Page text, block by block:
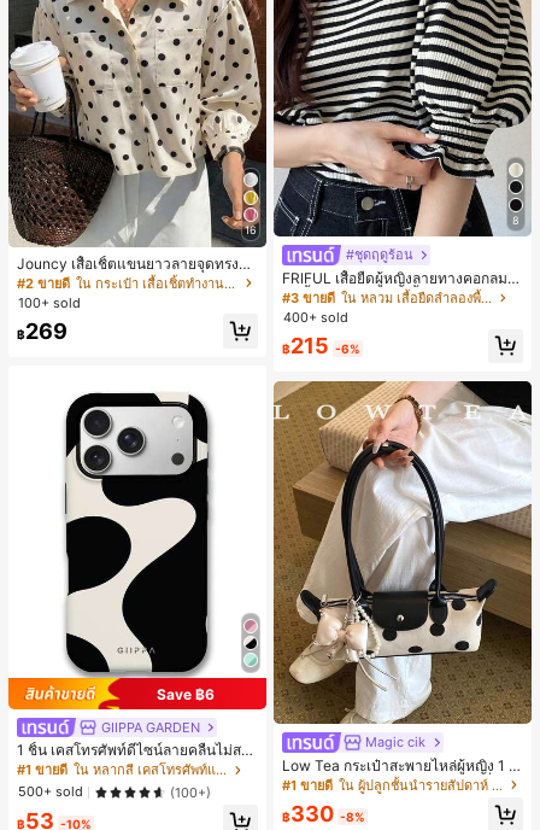
16
Jouncy เสื้อเชิ้ตแขนยาวลายจุดทรงหล
วมสำหรับผู้หญิง
#2 ขายดี
ใน กระเป๋า เสื้อเชิ้ตทำงานมีกระเป๋า
100+ sold
฿269
Save ฿6
GIIPPA GARDEN
1 ชิ้น เคสโทรศัพท์ดีไซน์ลายคลื่นไม่สม
มาตรสำหรับ Phone 17 Pro Max, เหม
าะสำหรับ Phone 16 Pro Max, 15 Pro
Max, 14 Pro Max, เคสโทรศัพท์สไตล์เ
กาหลีและน่าสนใจ, เข้ากันได้กับ 11/12/
#1 ขายดี
ใน หลากสี เคสโทรศัพท์แฟชั่น
500+ sold
(100+)
฿53 -10%
8
#ชุดฤดูร้อน
FRIFUL เสื้อยืดผู้หญิงลายทางคอกลมแ
ขนสั้นปลายแขนพับ เสื้อยืดกราฟิกฤดูร้
อน
#3 ขายดี
ใน หลวม เสื้อยืดลำลองพื้นฐาน
400+ sold
฿215 -6%
Magic cik
Low Tea กระเป๋าสะพายไหล่ผู้หญิง 1 ชิ้
น ลายจุด ผ้า PU สไตล์วินเทจแฟชั่น ทร
งเกี๊ยว ดีไซน์หูหิ้วคู่ด้านบน ปิดด้วยกระ
ดุมแป๊ก สายสะพายปรับได้ ใช้สะพายไ
#1 ขายดี ใน ผู้ปลูกชั้นนำรายสัปดาห์ กระเป๋าสะพายไหล่ผู้หญิง
฿330 -8%